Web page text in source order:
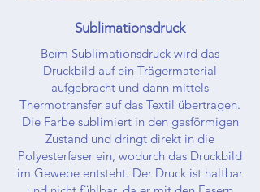
Sublimationsdruck
Beim Sublimationsdruck wird das
Druckbild auf ein Trägermaterial
aufgebracht und dann mittels
Thermotransfer auf das Textil übertragen.
Die Farbe sublimiert in den gasförmigen
Zustand und dringt direkt in die
Polyesterfaser ein, wodurch das Druckbild
im Gewebe entsteht. Der Druck ist haltbar